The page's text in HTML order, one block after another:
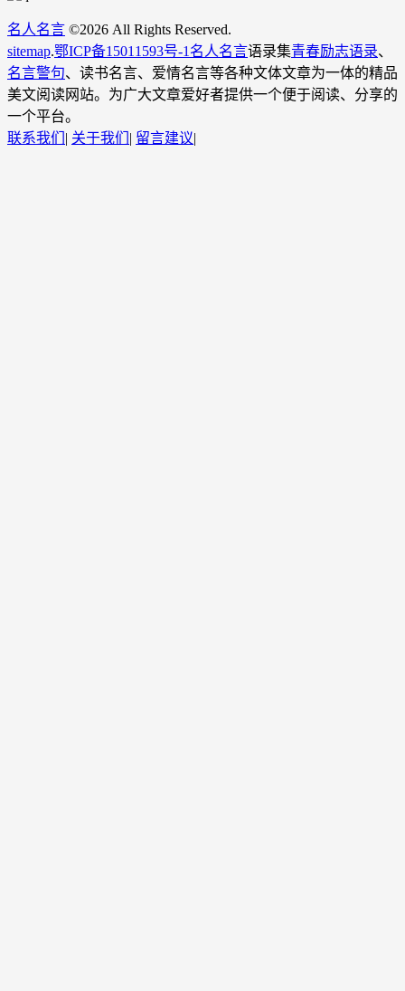
名人名言 ©2026 All Rights Reserved.
sitemap.鄂ICP备15011593号-1 名人名言语录集青春励志语录、
名言警句、读书名言、爱情名言等各种文体文章为一体的精品
美文阅读网站。为广大文章爱好者提供一个便于阅读、分享的
一个平台。
联系我们 | 关于我们 | 留言建议|